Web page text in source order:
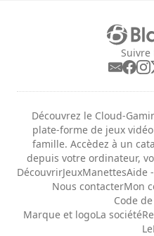
Suivre
Découvrez le Cloud-
plate-forme de jeux
famille. Accèdez à un
depuis votre ordinateur,
DécouvrirJeuxManettesAide
Nous contacterMon
Code
Marque et logoLa société